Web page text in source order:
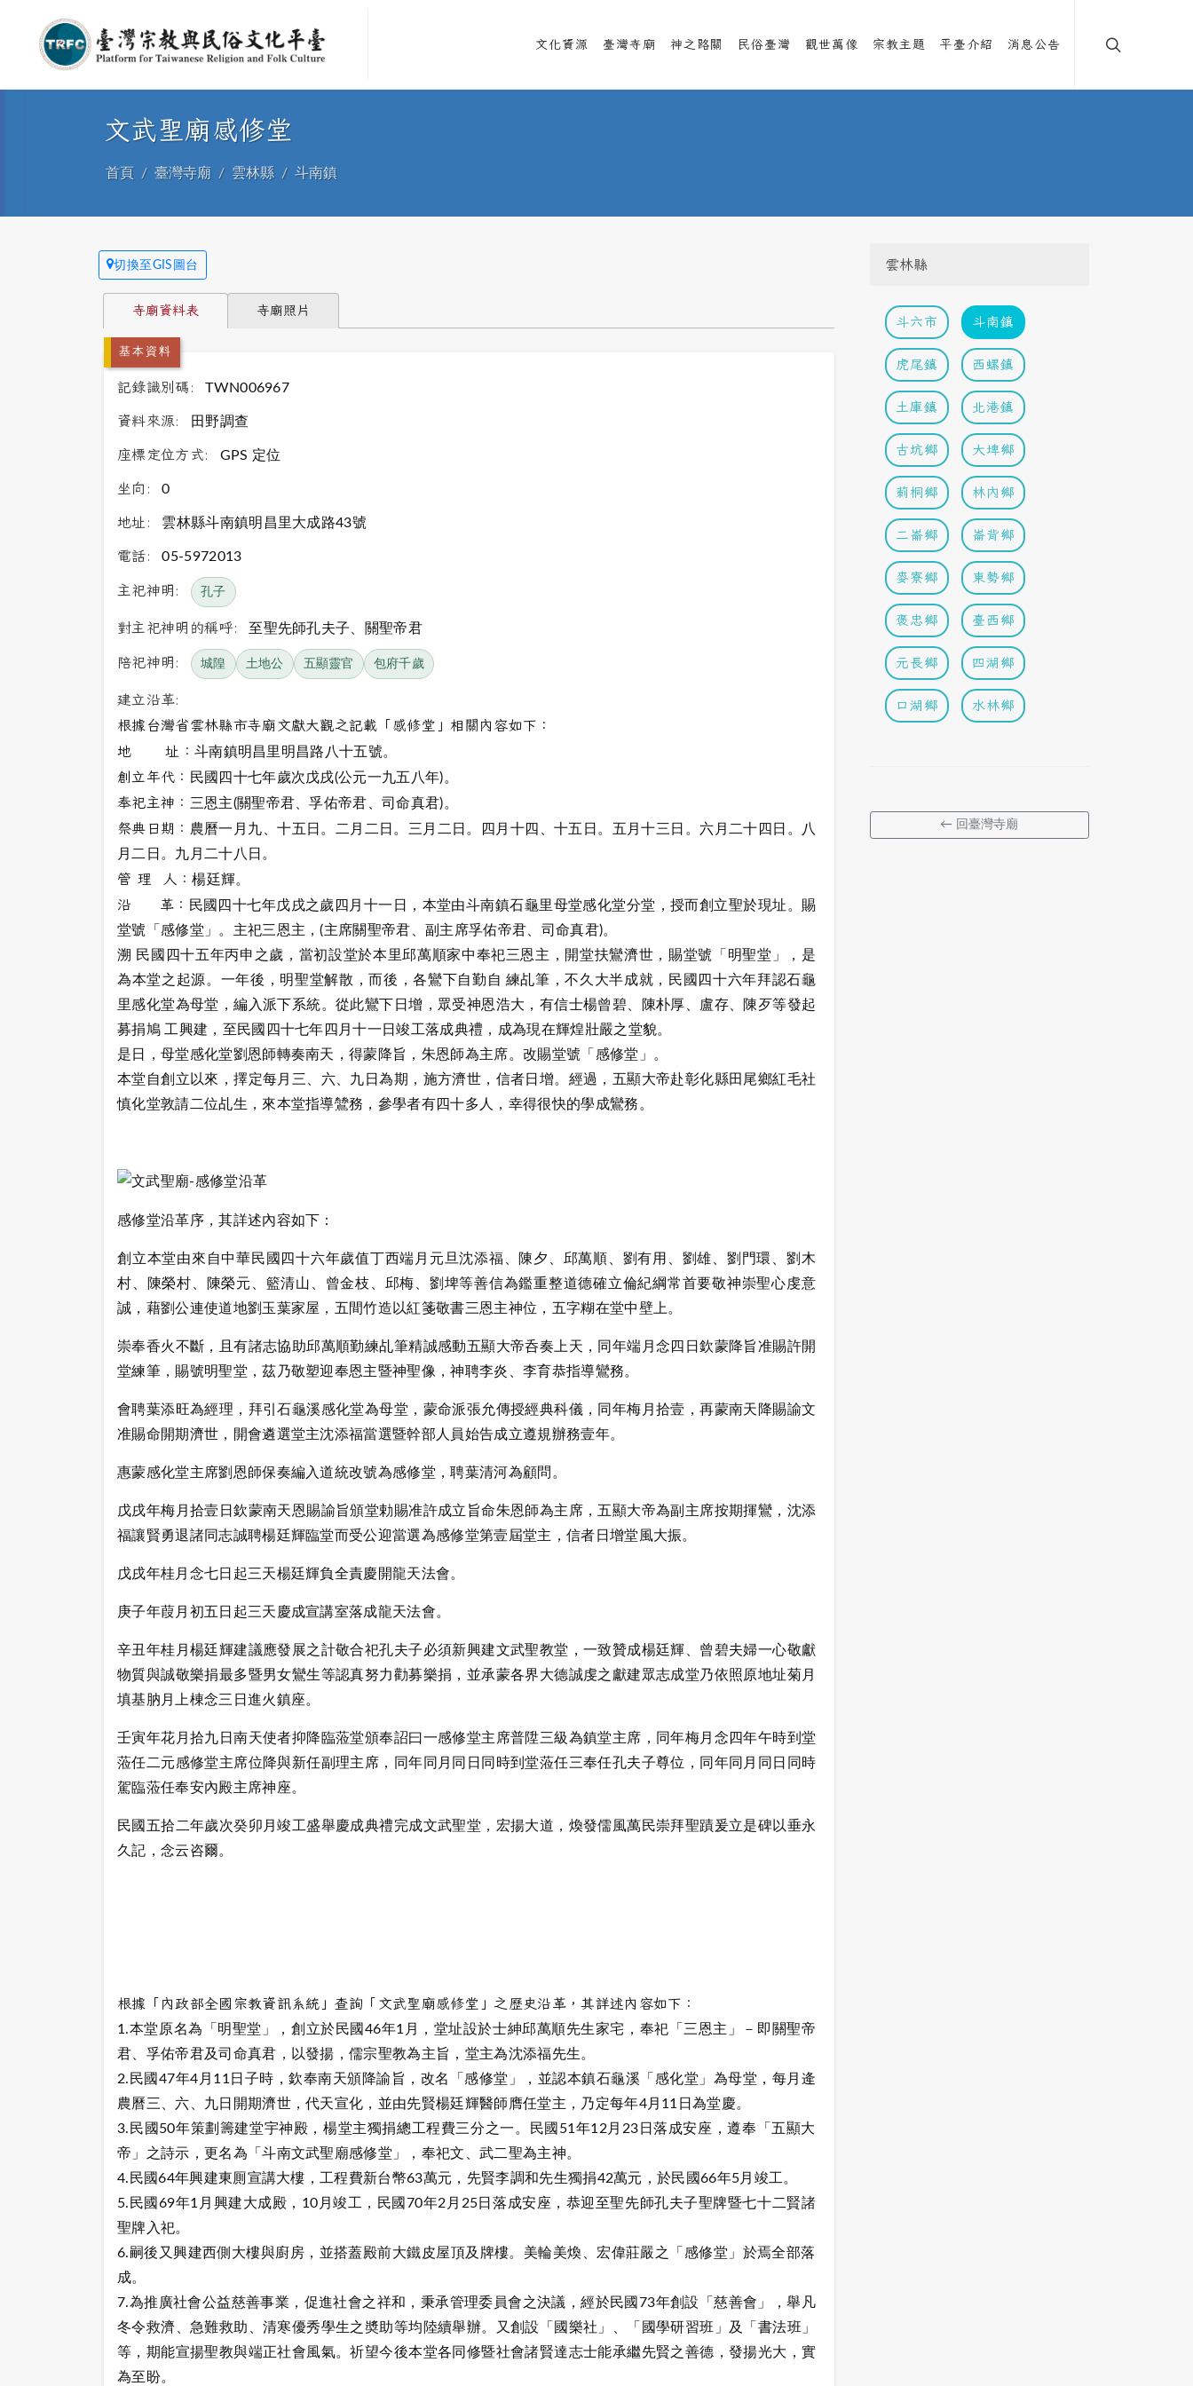
文化資源 臺灣寺廟 神之路關 民俗臺灣 觀世萬像 宗教主題 平臺介紹 消息公告
文武聖廟感修堂
首頁 臺灣寺廟 雲林縣 斗南鎮
切換至GIS圖台
寺廟資料表 寺廟照片
基本資料
記錄識別碼: TWN006967
資料來源: 田野調查
座標定位方式: GPS 定位
坐向: 0
地址: 雲林縣斗南鎮明昌里大成路43號
電話: 05-5972013
主祀神明: 孔子
對主祀神明的稱呼: 至聖先師孔夫子、關聖帝君
陪祀神明: 城隍 土地公 五顯靈官 包府千歲
建立沿革:
根據台灣省雲林縣市寺廟文獻大觀之記載「感修堂」相關內容如下：
地 址： 斗南鎮明昌里明昌路八十五號。
創立年代： 民國四十七年歲次戊戌(公元一九五八年)。
奉祀主神： 三恩主(關聖帝君、孚佑帝君、司命真君)。
祭典日期： 農曆一月九、十五日。二月二日。三月二日。四月十四、十五日。五月十三日。六月二十四日。八
月二日。九月二十八日。
管 理 人：楊廷輝。
沿 革：
民國四十七年戊戌之歲四月十一日，本堂由斗南鎮石龜里母堂感化堂分堂，授而創立聖於現址。賜
堂號「感修堂」。主祀三恩主，(主席關聖帝君、副主席孚佑帝君、司命真君)。
溯 民國四十五年丙申之歲，當初設堂於本里邱萬順家中奉祀三恩主，開堂扶鸞濟世，賜堂號「明聖堂」，是
為本堂之起源。一年後，明聖堂解散，而後，各鸞下自勤自 練乩筆，不久大半成就，民國四十六年拜認石龜
里感化堂為母堂，編入派下系統。從此鸞下日增，眾受神恩浩大，有信士楊曾碧、陳朴厚、盧存、陳歹等發起
募捐鳩 工興建，至民國四十七年四月十一日竣工落成典禮，成為現在輝煌壯嚴之堂貌。
是日，母堂感化堂劉恩師轉奏南天，得蒙降旨，朱恩師為主席。改賜堂號「感修堂」。
本堂自創立以來，擇定每月三、六、九日為期，施方濟世，信者日增。經過，五顯大帝赴彰化縣田尾鄉紅毛社
慎化堂敦請二位乩生，來本堂指導鷥務，參學者有四十多人，幸得很快的學成鸞務。
感修堂沿革序，其詳述內容如下：
創立本堂由來自中華民國四十六年歲值丁西端月元旦沈添福、陳夕、邱萬順、劉有用、劉雄、劉門環、劉木
村、陳榮村、陳榮元、籃清山、曾金枝、邱梅、劉埤等善信為鑑重整道德確立倫紀綱常首要敬神崇聖心虔意
誠，藉劉公連使道地劉玉葉家屋，五間竹造以紅箋敬書三恩主神位，五字糊在堂中壁上。
崇奉香火不斷，且有諸志協助邱萬順勤練乩筆精誠感動五顯大帝呑奏上天，同年端月念四日欽蒙降旨准賜許開
堂練筆，賜號明聖堂，茲乃敬塑迎奉恩主暨神聖像，神聘李炎、李育恭指導鸞務。
會聘葉添旺為經理，拜引石龜溪感化堂為母堂，蒙命派張允傳授經典科儀，同年梅月拾壹，再蒙南天降賜諭文
准賜命開期濟世，開會遴選堂主沈添福當選暨幹部人員始告成立遵規辦務壹年。
惠蒙感化堂主席劉恩師保奏編入道統改號為感修堂，聘葉清河為顧問。
戊戌年梅月拾壹日欽蒙南天恩賜諭旨頒堂勅賜准許成立旨命朱恩師為主席，五顯大帝為副主席按期揮鸞，沈添
福讓賢勇退諸同志誠聘楊廷輝臨堂而受公迎當選為感修堂第壹屆堂主，信者日增堂風大振。
戊戌年桂月念七日起三天楊廷輝負全責慶開龍天法會。
庚子年葭月初五日起三天慶成宣講室落成龍天法會。
辛丑年桂月楊廷輝建議應發展之計敬合祀孔夫子必須新興建文武聖教堂，一致贊成楊廷輝、曾碧夫婦一心敬獻
物質與誠敬樂捐最多暨男女鸞生等認真努力勸募樂捐，並承蒙各界大德誠虔之獻建眾志成堂乃依照原地址菊月
填基肭月上棟念三日進火鎮座。
壬寅年花月拾九日南天使者抑降臨蒞堂頒奉詔曰一感修堂主席普陞三級為鎮堂主席，同年梅月念四年午時到堂
蒞任二元感修堂主席位降與新任副理主席，同年同月同日同時到堂蒞任三奉任孔夫子尊位，同年同月同日同時
駕臨蒞任奉安內殿主席神座。
民國五拾二年歲次癸卯月竣工盛舉慶成典禮完成文武聖堂，宏揚大道，煥發儒風萬民崇拜聖蹟爰立是碑以垂永
久記，念云咨爾。
根據「內政部全國宗教資訊系統」查詢「文武聖廟感修堂」之歷史沿革，其詳述內容如下：
1.本堂原名為「明聖堂」，創立於民國46年1月，堂址設於士紳邱萬順先生家宅，奉祀「三恩主」－即關聖帝
君、孚佑帝君及司命真君，以發揚，儒宗聖教為主旨，堂主為沈添福先生。
2.民國47年4月11日子時，欽奉南天頒降諭旨，改名「感修堂」，並認本鎮石龜溪「感化堂」為母堂，每月逄
農曆三、六、九日開期濟世，代天宣化，並由先賢楊廷輝醫師膺任堂主，乃定每年4月11日為堂慶。
3.民國50年策劃籌建堂宇神殿，楊堂主獨捐總工程費三分之一。民國51年12月23日落成安座，遵奉「五顯大
帝」之詩示，更名為「斗南文武聖廟感修堂」，奉祀文、武二聖為主神。
4.民國64年興建東厠宣講大樓，工程費新台幣63萬元，先賢李調和先生獨捐42萬元，於民國66年5月竣工。
5.民國69年1月興建大成殿，10月竣工，民國70年2月25日落成安座，恭迎至聖先師孔夫子聖牌暨七十二賢諸
聖牌入祀。
6.嗣後又興建西側大樓與廚房，並搭蓋殿前大鐵皮屋頂及牌樓。美輪美煥、宏偉莊嚴之「感修堂」於焉全部落
成。
7.為推廣社會公益慈善事業，促進社會之祥和，秉承管理委員會之決議，經於民國73年創設「慈善會」，舉凡
冬令救濟、急難救助、清寒優秀學生之奬助等均陸續舉辦。又創設「國樂社」、「國學研習班」及「書法班」
等，期能宣揚聖教與端正社會風氣。祈望今後本堂各同修暨社會諸賢達志士能承繼先賢之善德，發揚光大，實
為至盼。
雲林縣
斗六市 斗南鎮
虎尾鎮 西螺鎮
土庫鎮 北港鎮
古坑鄉 大埤鄉
莿桐鄉 林內鄉
二崙鄉 崙背鄉
麥寮鄉 東勢鄉
褒忠鄉 臺西鄉
元長鄉 四湖鄉
口湖鄉 水林鄉
← 回臺灣寺廟